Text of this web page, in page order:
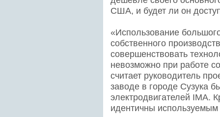
США, и будет ли он
«Использование
собственного
совершенствовать
невозможно при работе
считает руководитель
заводе в городе Сузука
электродвигателей IMA.
идентичны